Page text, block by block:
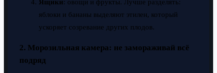
Ящики: овощи и фрукты. Лучше разделять:
яблоки и бананы выделяют этилен, который
ускоряет созревание других плодов.
2. Морозильная камера: не замораживай всё
подряд